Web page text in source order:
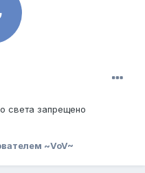
света запрещено
~VoV~